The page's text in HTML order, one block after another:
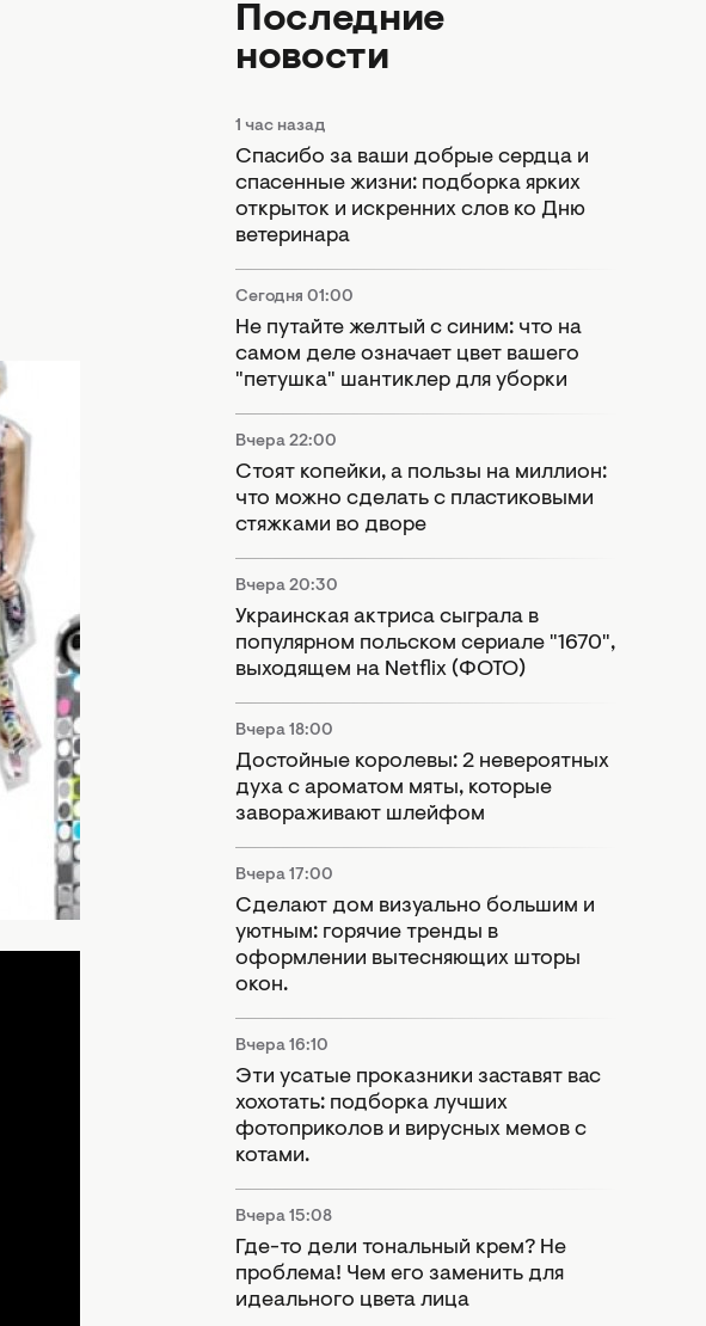
в
в
Последние
новости
1 час назад
Спасибо за ваши добрые сердца и
спасенные жизни: подборка ярких
открыток и искренних слов ко Дню
ветеринара
Сегодня 01:00
Не путайте желтый с синим: что на
самом деле означает цвет вашего
"петушка" шантиклер для уборки
Вчера 22:00
Стоят копейки, а пользы на миллион:
что можно сделать с пластиковыми
стяжками во дворе
Вчера 20:30
Украинская актриса сыграла в
популярном польском сериале "1670",
выходящем на Netflix (ФОТО)
Вчера 18:00
Достойные королевы: 2 невероятных
духа с ароматом мяты, которые
завораживают шлейфом
Вчера 17:00
Сделают дом визуально большим и
уютным: горячие тренды в
оформлении вытесняющих шторы
окон.
Вчера 16:10
Эти усатые проказники заставят вас
хохотать: подборка лучших
фотоприколов и вирусных мемов с
котами.
Вчера 15:08
Где-то дели тональный крем? Не
проблема! Чем его заменить для
идеального цвета лица